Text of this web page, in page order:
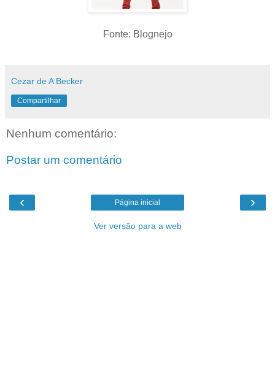
Fonte: Blognejo
Cezar de A Becker
Compartilhar
Nenhum comentário:
Postar um comentário
‹ ›
Página inicial
Ver versão para a web